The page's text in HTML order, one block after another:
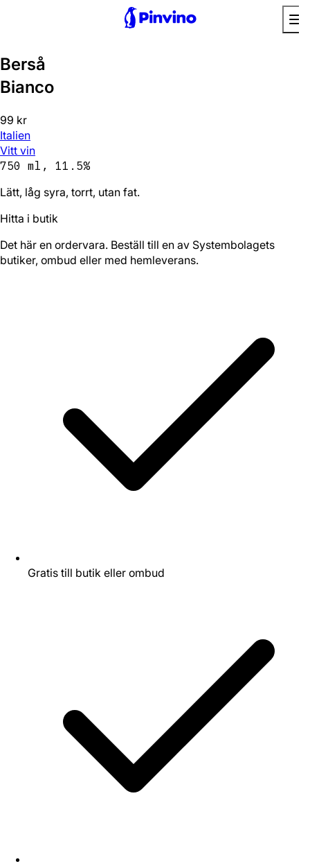
Berså
Bianco
99 kr
Italien
Vitt vin
750 ml, 11.5%
Lätt, låg syra, torrt, utan fat.
Hitta i butik
Det här en ordervara. Beställ till en av Systembolagets
butiker, ombud eller med hemleverans.
Gratis till butik eller ombud